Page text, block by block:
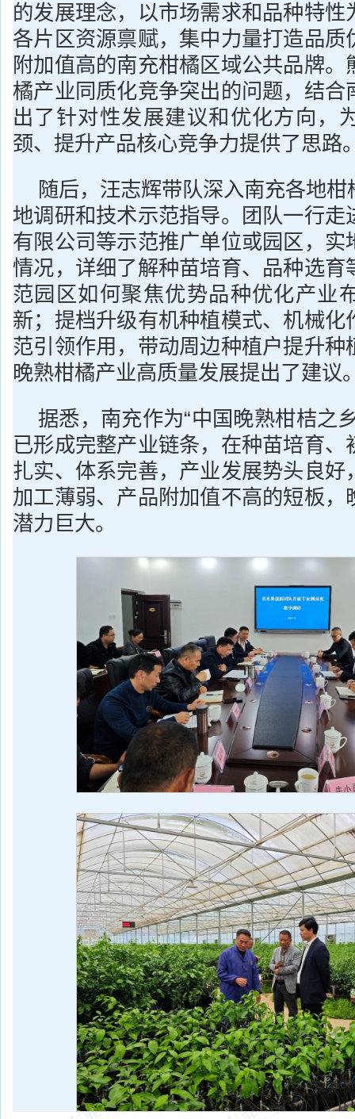
的发展理念，以市场需求和品种特性
各片区资源禀赋，集中力量打造品质
附加值高的南充柑橘区域公共品牌。
橘产业同质化竞争突出的问题，结合
出了针对性发展建议和优化方向，
颈、提升产品核心竞争力提供了思路
随后，汪志辉带队深入南充各地
地调研和技术示范指导。团队一行走
有限公司等示范推广单位或园区，实
情况，详细了解种苗培育、品种选育
范园区如何聚焦优势品种优化产业
新；提档升级有机种植模式、机械化
范引领作用，带动周边种植户提升种
晚熟柑橘产业高质量发展提出了建议
据悉，南充作为“中国晚熟柑桔之
已形成完整产业链条，在种苗培育、
扎实、体系完善，产业发展势头良好
加工薄弱、产品附加值不高的短板，
潜力巨大。